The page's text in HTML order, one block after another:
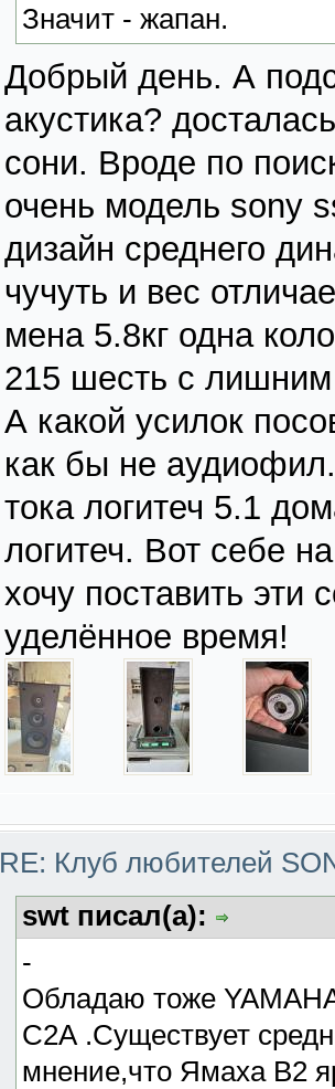
Значит - жапан.
Добрый день. А
акустика?
сони. Вроде по
очень модель sony
дизайн среднего
чучуть и вес
мена 5.8кг одна
215 шесть с лишним
А какой усилок
как бы не
тока логитеч 5.1
логитеч. Вот себе
хочу поставить эти
уделённое время!
RE: Клуб любителей
swt писал(а):
-
Обладаю тоже
С2А .Существует
мнение,что Ямаха В2